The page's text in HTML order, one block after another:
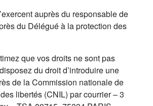
auprès du responsable de
du Délégué à la protection des
que vos droits ne sont pas
du droit d’introduire une
de la Commission nationale de
libertés (CNIL) par courrier – 3